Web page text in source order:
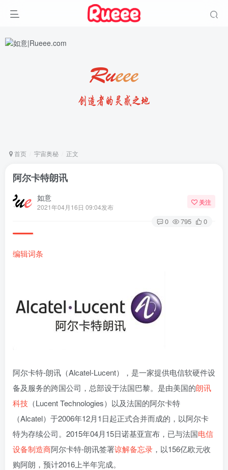
首页 宇宙奥秘 正文
阿尔卡特朗讯
如意
2021年04月16日 09:04发布
关注
0 795 0
编辑词条
阿尔卡特-朗讯（Alcatel-Lucent），是一家提供电信软硬件设
备及服务的跨国公司，总部设于法国巴黎。是由美国的朗讯
科技 （Lucent Technologies）以及法国的阿尔卡特
（Alcatel）于2006年12月1日起正式合并而成的，以阿尔卡
特为存续公司。2015年04月15日诺基亚宣布，已与法国电信
设备制造商阿尔卡特-朗讯签署谅解备忘录 ，以156亿欧元收
购阿朗，预计2016上半年完成。